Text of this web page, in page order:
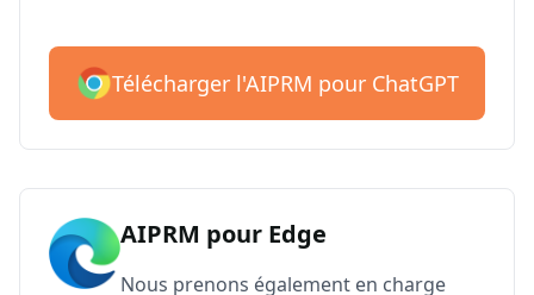
Télécharger l'AIPRM pour ChatGPT
AIPRM pour Edge
Nous prenons également en charge